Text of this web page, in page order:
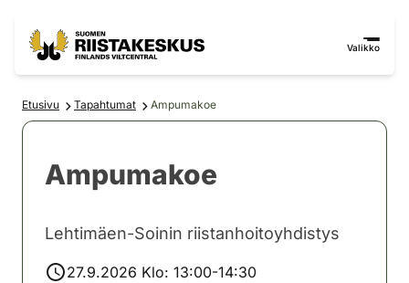
Valikko
Etusivu Tapahtumat Ampumakoe
Ampumakoe
Lehtimäen-Soinin riistanhoitoyhdistys
27.9.2026 Klo: 13:00-14:30